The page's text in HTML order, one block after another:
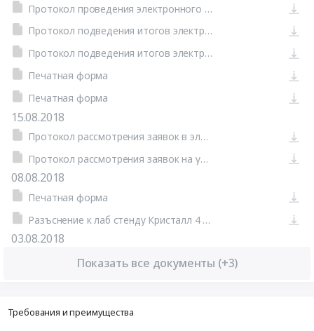
Протокол проведения электронного аукциона от 17.08.2018 №0378200004518000010-2
Протокол подведения итогов электронного аукциона от 17.08.2018 №0378200004518000010-3
Протокол подведения итогов электронного аукциона
Печатная форма
Печатная форма
15.08.2018
Протокол рассмотрения заявок в электронном аукционе
Протокол рассмотрения заявок на участие в электронном аукционе от 14.08.2018 №0378200004518000010-1 (Печатная форма)
08.08.2018
Печатная форма
Разъснение к лаб стенду Кристалл 4 ЭА.docx
03.08.2018
Показать все документы (+3)
Требования и преимущества